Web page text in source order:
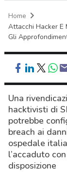
Home
Attacchi Hacker E
Gli
Una
hacktivisti di
potrebbe
breach ai
ospedale
l’accaduto
disposizione